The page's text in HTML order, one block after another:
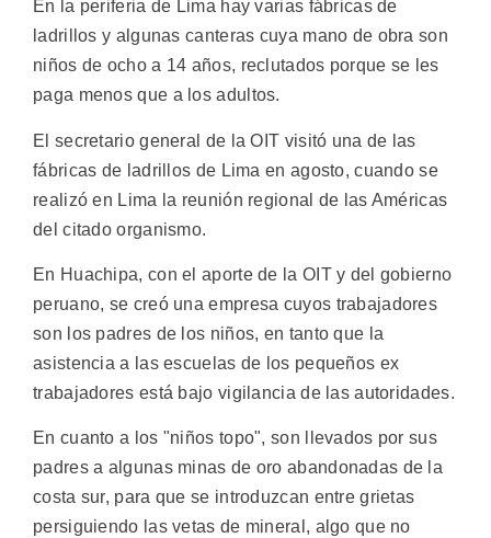
En la periferia de Lima hay varias fábricas de
ladrillos y algunas canteras cuya mano de obra son
niños de ocho a 14 años, reclutados porque se les
paga menos que a los adultos.
El secretario general de la OIT visitó una de las
fábricas de ladrillos de Lima en agosto, cuando se
realizó en Lima la reunión regional de las Américas
del citado organismo.
En Huachipa, con el aporte de la OIT y del gobierno
peruano, se creó una empresa cuyos trabajadores
son los padres de los niños, en tanto que la
asistencia a las escuelas de los pequeños ex
trabajadores está bajo vigilancia de las autoridades.
En cuanto a los "niños topo", son llevados por sus
padres a algunas minas de oro abandonadas de la
costa sur, para que se introduzcan entre grietas
persiguiendo las vetas de mineral, algo que no